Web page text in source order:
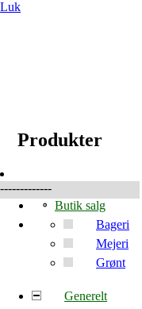
Luk
Produkter
-------------
Butik salg
Bageri
Mejeri
Grønt
Generelt